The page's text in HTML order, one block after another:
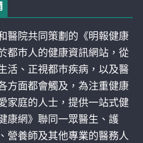
醫院共同策劃的《明報健康
都巿人的健康資訊網站，從
活、正視都巿疾病，以及醫
方面都會觸及，為注重健康
家庭的人士，提供一站式健
康網》聯同一眾醫生、護
營養師及其他專業的醫務人